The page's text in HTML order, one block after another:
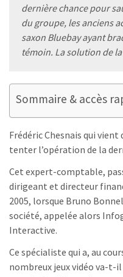
dernière chance pour
du groupe, les anciens
saxon Bluebay ayant
témoin. La solution de
Sommaire & accès
Frédéric Chesnais qui
tenter l’opération de la
Cet expert-comptable,
dirigeant et directeur
2005, lorsque Bruno
société, appelée alors
Interactive.
Ce spécialiste qui a, au
nombreux jeux vidéo va-t-